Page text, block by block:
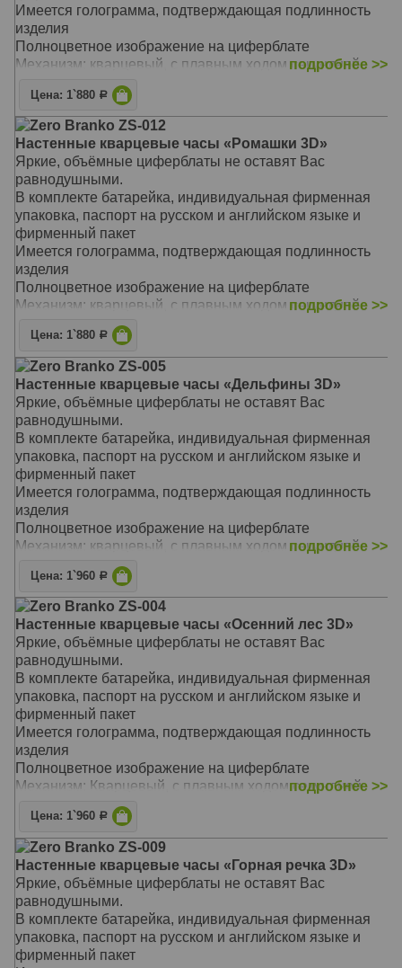
Механизм: кварцевый, с плавным ходом секундной
стрелки
Материал: Керамика ручной работы
Размер: 31 х 30 х 8 см
Имеется голограмма, подтверждающая подлинность
изделия
Полноцветное изображение на циферблате
Механизм: кварцевый, с плавным ходом секундной
Материал: ЛДСП, стекло с фацетом
Размер: 39 х 29 см
подробнее >>
Цена: 1`880 Р
Zero Branko ZS-012
Настенные кварцевые часы «Ромашки 3D»
Яркие, объёмные циферблаты не оставят Вас
равнодушными.
В комплекте батарейка, индивидуальная фирменная
упаковка, паспорт на русском и английском языке и
фирменный пакет
Имеется голограмма, подтверждающая подлинность
изделия
Полноцветное изображение на циферблате
Механизм: кварцевый, с плавным ходом секундной
Материал: ЛДСП, стекло с фацетом
Размер: 39 х 29 см
подробнее >>
Цена: 1`880 Р
Zero Branko ZS-005
Настенные кварцевые часы «Дельфины 3D»
Яркие, объёмные циферблаты не оставят Вас
равнодушными.
В комплекте батарейка, индивидуальная фирменная
упаковка, паспорт на русском и английском языке и
фирменный пакет
Имеется голограмма, подтверждающая подлинность
изделия
Полноцветное изображение на циферблате
Механизм: кварцевый, с плавным ходом секундной
Материал: ЛДСП, стекло с фацетом
Размер: 39 х 39 см
подробнее >>
Цена: 1`960 Р
Zero Branko ZS-004
Настенные кварцевые часы «Осенний лес 3D»
Яркие, объёмные циферблаты не оставят Вас
равнодушными.
В комплекте батарейка, индивидуальная фирменная
упаковка, паспорт на русском и английском языке и
фирменный пакет
Имеется голограмма, подтверждающая подлинность
изделия
Полноцветное изображение на циферблате
Механизм: Кварцевый, с плавным ходом секундной
Материал: ЛДСП, стекло с фацетом
Размер: 39 х 39 см
подробнее >>
Цена: 1`960 Р
Zero Branko ZS-009
Настенные кварцевые часы «Горная речка 3D»
Яркие, объёмные циферблаты не оставят Вас
равнодушными.
В комплекте батарейка, индивидуальная фирменная
упаковка, паспорт на русском и английском языке и
фирменный пакет